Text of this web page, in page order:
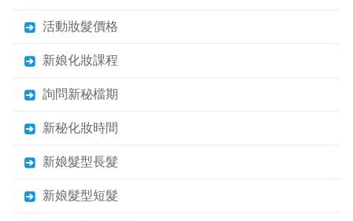
活動妝髮價格
新娘化妝課程
詢問新秘檔期
新秘化妝時間
新娘髮型長髮
新娘髮型短髮